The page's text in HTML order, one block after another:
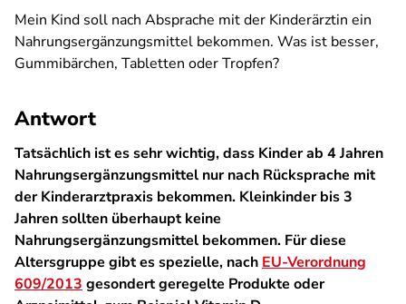
Mein Kind soll nach Absprache mit der Kinderärztin ein
Nahrungsergänzungsmittel bekommen. Was ist besser,
Gummibärchen, Tabletten oder Tropfen?
Antwort
Tatsächlich ist es sehr wichtig, dass Kinder ab 4 Jahren
Nahrungsergänzungsmittel nur nach Rücksprache mit
der Kinderarztpraxis bekommen. Kleinkinder bis 3
Jahren sollten überhaupt keine
Nahrungsergänzungsmittel bekommen. Für diese
Altersgruppe gibt es spezielle, nach EU-Verordnung
609/2013 gesondert geregelte Produkte oder